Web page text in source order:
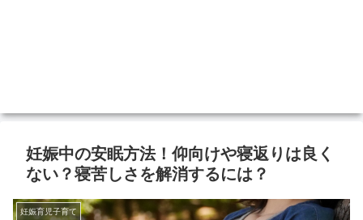
妊娠中の安眠方法！仰向けや寝返りは良く
ない？寝苦しさを解消するには？
妊娠育児子育て